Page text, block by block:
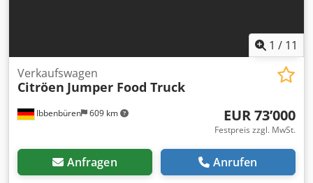
1 / 11
Ibbenbüren 609 km
Verkaufswagen
Citröen Jumper Food Truck
EUR 73’000
Festpreis zzgl. MwSt.
Anfragen Anrufen